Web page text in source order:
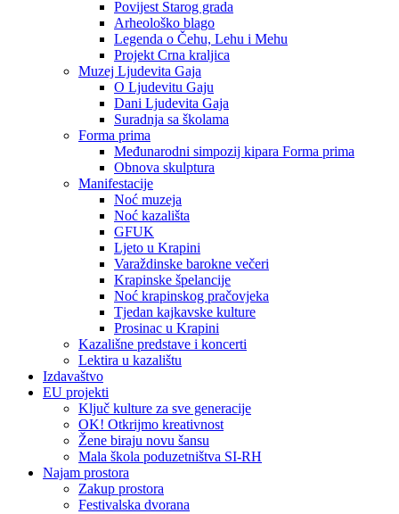
Povijest Starog grada
Arheološko blago
Legenda o Čehu, Lehu i Mehu
Projekt Crna kraljica
Muzej Ljudevita Gaja
O Ljudevitu Gaju
Dani Ljudevita Gaja
Suradnja sa školama
Forma prima
Međunarodni simpozij kipara Forma prima
Obnova skulptura
Manifestacije
Noć muzeja
Noć kazališta
GFUK
Ljeto u Krapini
Varaždinske barokne večeri
Krapinske špelancije
Noć krapinskog pračovjeka
Tjedan kajkavske kulture
Prosinac u Krapini
Kazališne predstave i koncerti
Lektira u kazalištu
Izdavaštvo
EU projekti
Ključ kulture za sve generacije
OK! Otkrijmo kreativnost
Žene biraju novu šansu
Mala škola poduzetništva SI-RH
Najam prostora
Zakup prostora
Festivalska dvorana